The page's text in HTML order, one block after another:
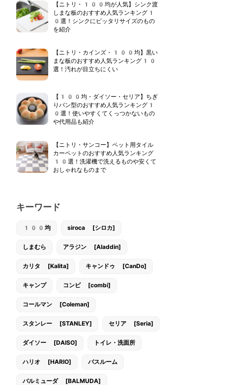
【ニトリ・100均が人気】シンク渡
しまな板のおすすめ人気ランキング1
0選！シンクにピッタリサイズのもの
を紹介
【ニトリ・カインズ・100均】黒い
まな板のおすすめ人気ランキング10
選！汚れが目立ちにくい
【100均・ダイソー・セリア】ちぎ
りパン型のおすすめ人気ランキング1
0選！使いやすくてくっつかないもの
や代用品も紹介
【ニトリ・サンコー】ペット用タイル
カーペットのおすすめ人気ランキング
10選！洗濯機で洗えるものや安くて
おしゃれなものまで
キーワード
100均 siroca [シロカ]
しまむら アラジン [Aladdin]
カリタ [Kalita] キャンドゥ [CanDo]
キャンプ コンビ [combi]
コールマン [Coleman]
スタンレー [STANLEY] セリア [Seria]
ダイソー [DAISO] トイレ・洗面所
ハリオ [HARIO] バスルーム
バルミューダ [BALMUDA]